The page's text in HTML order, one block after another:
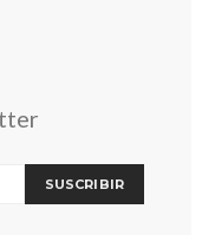
SUSCRIBIR